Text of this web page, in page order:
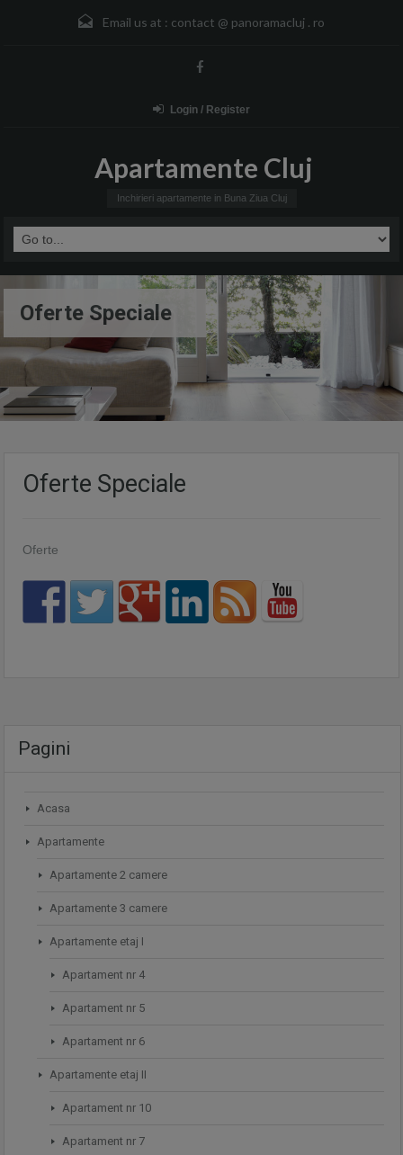
Email us at : contact @ panoramacluj . ro
Login / Register
Apartamente Cluj
Inchirieri apartamente in Buna Ziua Cluj
Oferte Speciale
Oferte Speciale
Oferte
Pagini
Acasa
Apartamente
Apartamente 2 camere
Apartamente 3 camere
Apartamente etaj I
Apartament nr 4
Apartament nr 5
Apartament nr 6
Apartamente etaj II
Apartament nr 10
Apartament nr 7